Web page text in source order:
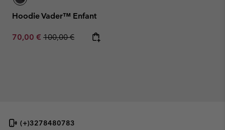
Hoodie Vader™ Enfant
Sale price:
70,00 € Regular price:
100,00 €
(+)3278480783